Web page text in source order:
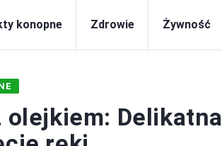
konopne Zdrowie Żywność
Delikatna